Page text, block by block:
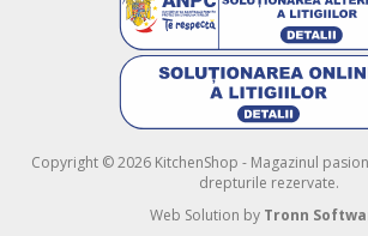
Copyright © 2026 KitchenShop - Magazinul
drepturile rezervate.
Web Solution by Tronn